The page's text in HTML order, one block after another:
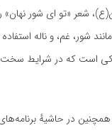
شعر «تو ای شور نهان»
شور، غم، و ناله
است که در شرایط سخت
در حاشیهٔ